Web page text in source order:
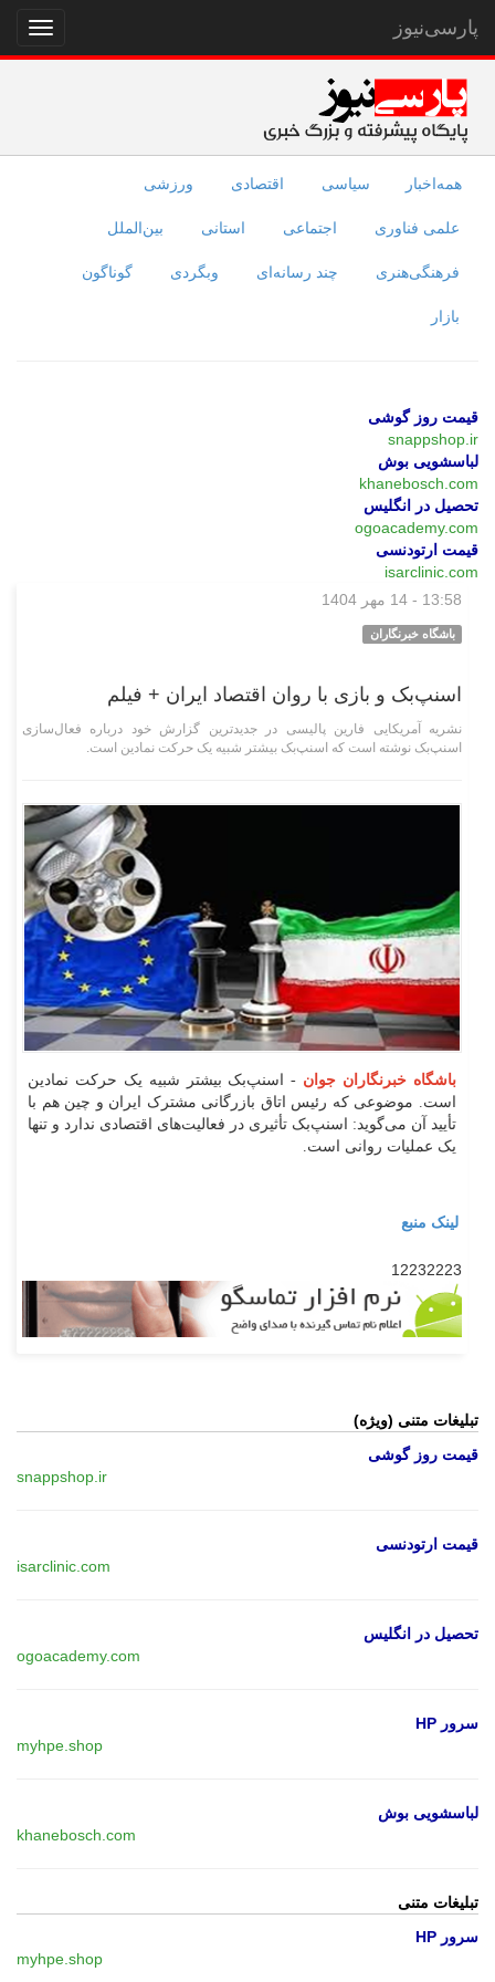
نمایش
منو
پارسی‌نیوز
همه‌اخبار سیاسی اقتصادی ورزشی
علمی فناوری اجتماعی استانی بین‌الملل
فرهنگی‌هنری چند رسانه‌ای وبگردی گوناگون
بازار
قیمت روز گوشی
snappshop.ir
لباسشویی بوش
khanebosch.com
تحصیل در انگلیس
ogoacademy.com
قیمت ارتودنسی
isarclinic.com
13:58 - 14 مهر 1404
باشگاه خبرنگاران
اسنپ‌بک و بازی با روان اقتصاد ایران + فیلم
نشریه آمریکایی فارین پالیسی در جدیدترین گزارش خود درباره فعال‌سازی
اسنپ‌بک نوشته است که اسنپ‌بک بیشتر شبیه یک حرکت نمادین است.
باشگاه خبرنگاران جوان - اسنپ‌بک بیشتر شبیه یک حرکت نمادین
است. موضوعی که رئیس اتاق بازرگانی مشترک ایران و چین هم با
تأیید آن می‌گوید: اسنپ‌بک تأثیری در فعالیت‌های اقتصادی ندارد و تنها
یک عملیات روانی است.
لینک منبع
12232223
تبلیغات متنی (ویژه)
قیمت روز گوشی
snappshop.ir
قیمت ارتودنسی
isarclinic.com
تحصیل در انگلیس
ogoacademy.com
سرور HP
myhpe.shop
لباسشویی بوش
khanebosch.com
تبلیغات متنی
سرور HP
myhpe.shop